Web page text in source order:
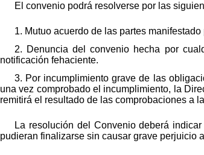
El convenio podrá resolverse por las
1. Mutuo acuerdo de las partes manifestado
2. Denuncia del convenio hecha por
notificación fehaciente.
3. Por incumplimiento grave de las
una vez comprobado el incumplimiento, la
remitirá el resultado de las comprobaciones a
La resolución del Convenio deberá
pudieran finalizarse sin causar grave perjuicio